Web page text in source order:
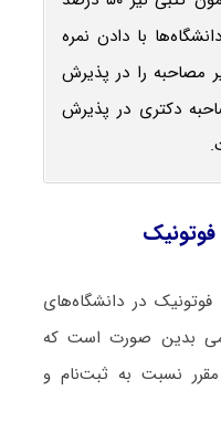
با دادن نمره
مصاحبه را در پذیرش
دکتری در پذیرش
در دانشگاه‌های
بدین صورت است که
نسبت به ثبت‌نام و